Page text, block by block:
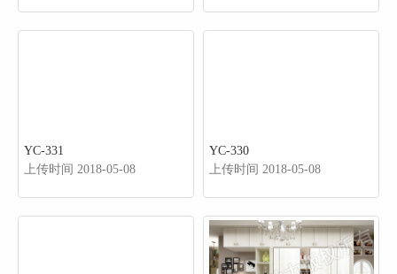
YC-331
上传时间 2018-05-08
YC-330
上传时间 2018-05-08